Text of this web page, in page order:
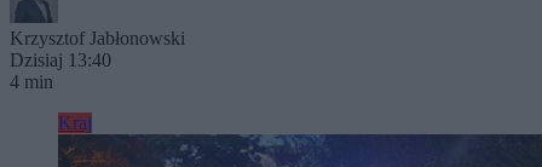
Krzysztof Jabłonowski
Dzisiaj 13:40
4 min
Kraj